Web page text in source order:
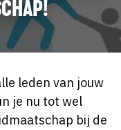
leden van jouw
je nu tot wel
bij de